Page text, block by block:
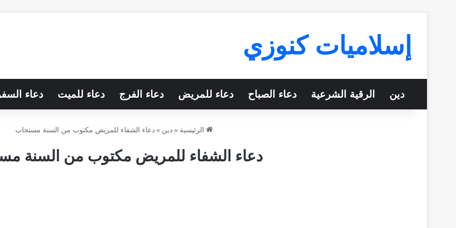
إسلاميات كنوزي
دين الرقية الشرعية دعاء الصباح دعاء للمريض دعاء الفرج دعاء للميت دعاء
الرئيسية »دين »دعاء الشفاء للمريض مكتوب من السنة مستجاب
دعاء الشفاء للمريض مكتوب من السنة